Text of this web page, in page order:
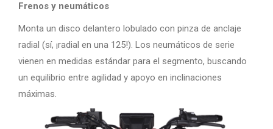
Frenos y neumáticos
Monta un disco delantero lobulado con pinza de anclaje
radial (sí, ¡radial en una 125!). Los neumáticos de serie
vienen en medidas estándar para el segmento, buscando
un equilibrio entre agilidad y apoyo en inclinaciones
máximas.